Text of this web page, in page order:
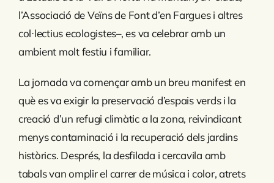
l’Associació de Veïns de Font d’en Fargues i altres
col·lectius ecologistes–, es va celebrar amb un
ambient molt festiu i familiar.
La jornada va començar amb un breu manifest en
què es va exigir la preservació d’espais verds i la
creació d’un refugi climàtic a la zona, reivindicant
menys contaminació i la recuperació dels jardins
històrics. Després, la desfilada i cercavila amb
tabals van omplir el carrer de música i color, atrets